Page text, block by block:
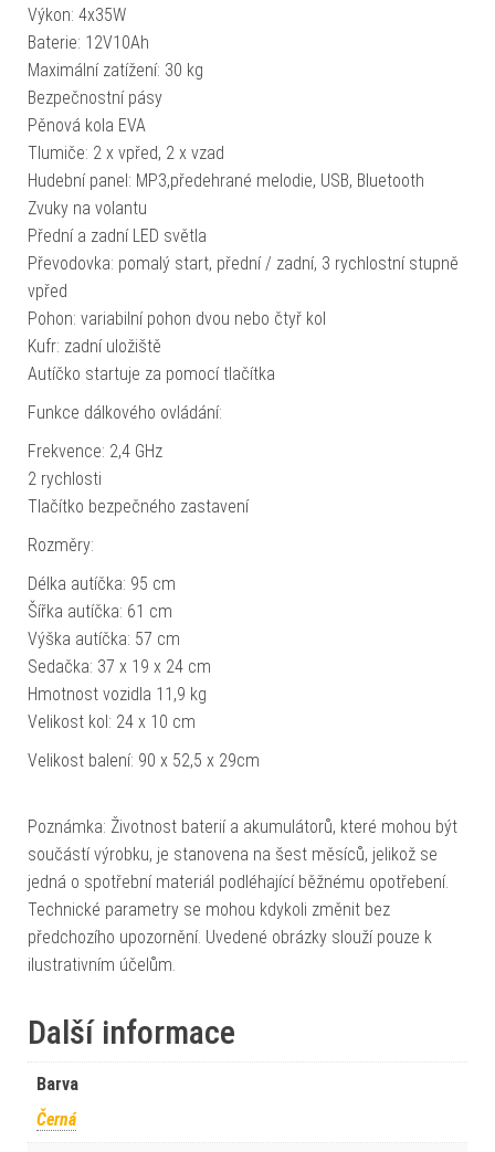
Výkon: 4x35W
Baterie: 12V10Ah
Maximální zatížení: 30 kg
Bezpečnostní pásy
Pěnová kola EVA
Tlumiče: 2 x vpřed, 2 x vzad
Hudební panel: MP3,předehrané melodie, USB, Bluetooth
Zvuky na volantu
Přední a zadní LED světla
Převodovka: pomalý start, přední / zadní, 3 rychlostní stupně
vpřed
Pohon: variabilní pohon dvou nebo čtyř kol
Kufr: zadní uložiště
Autíčko startuje za pomocí tlačítka
Funkce dálkového ovládání:
Frekvence: 2,4 GHz
2 rychlosti
Tlačítko bezpečného zastavení
Rozměry:
Délka autíčka: 95 cm
Šířka autíčka: 61 cm
Výška autíčka: 57 cm
Sedačka: 37 x 19 x 24 cm
Hmotnost vozidla 11,9 kg
Velikost kol: 24 x 10 cm
Velikost balení: 90 x 52,5 x 29cm
Poznámka: Životnost baterií a akumulátorů, které mohou být
součástí výrobku, je stanovena na šest měsíců, jelikož se
jedná o spotřební materiál podléhající běžnému opotřebení.
Technické parametry se mohou kdykoli změnit bez
předchozího upozornění. Uvedené obrázky slouží pouze k
ilustrativním účelům.
Další informace
Barva
Černá